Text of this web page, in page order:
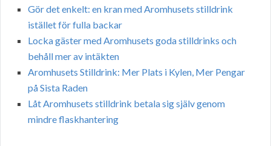
Gör det enkelt: en kran med Aromhusets stilldrink
istället för fulla backar
Locka gäster med Aromhusets goda stilldrinks och
behåll mer av intäkten
Aromhusets Stilldrink: Mer Plats i Kylen, Mer Pengar
på Sista Raden
Låt Aromhusets stilldrink betala sig själv genom
mindre flaskhantering